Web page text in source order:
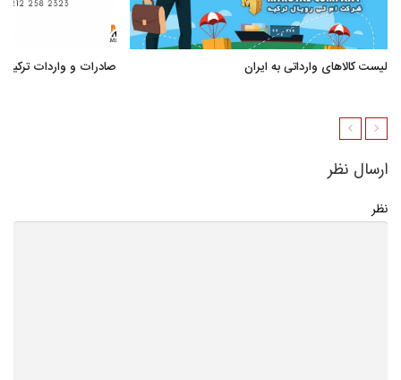
لیست کالاهای وارداتی به ایران صادرات و واردات ترکیه
ارسال نظر
نظر